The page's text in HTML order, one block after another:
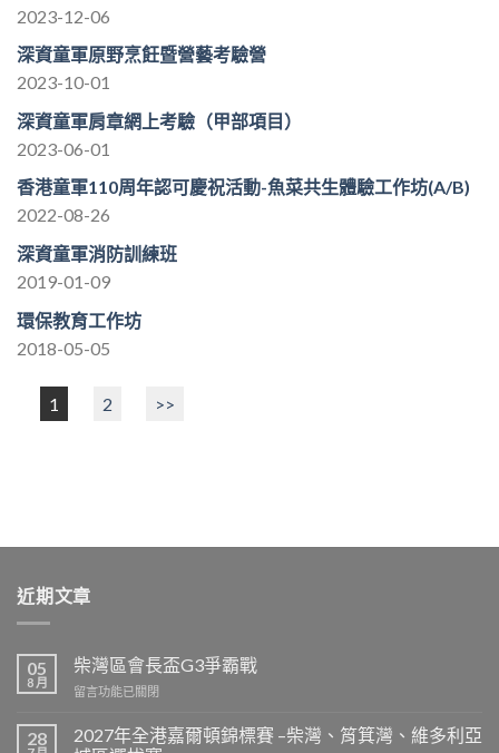
2023-12-06
深資童軍原野烹飪暨營藝考驗營
2023-10-01
深資童軍肩章網上考驗（甲部項目）
2023-06-01
香港童軍110周年認可慶祝活動-魚菜共生體驗工作坊(A/B)
2022-08-26
深資童軍消防訓練班
2019-01-09
環保教育工作坊
2018-05-05
1 2 >>
近期文章
05
8 月
柴灣區會長盃G3爭霸戰
在
灣
區
留言功能已關閉
28
2027年全港嘉爾頓錦標賽 –柴灣、筲箕灣、維多利亞